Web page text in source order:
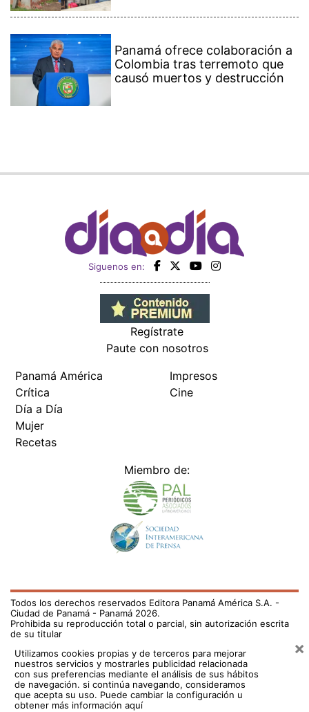
Panamá ofrece colaboración a
Colombia tras terremoto que
causó muertos y destrucción
Siguenos en:
Regístrate
Paute con nosotros
Panamá América
Crítica
Día a Día
Mujer
Recetas
Impresos
Cine
Miembro de:
Todos los derechos reservados Editora Panamá América S.A. -
Ciudad de Panamá - Panamá 2026.
Prohibida su reproducción total o parcial, sin autorización escrita
de su titular
Utilizamos cookies propias y de terceros para mejorar
nuestros servicios y mostrarles publicidad relacionada
con sus preferencias mediante el análisis de sus hábitos
de navegación. si continúa navegando, consideramos
que acepta su uso. Puede cambiar la configuración u
obtener más información aquí
×